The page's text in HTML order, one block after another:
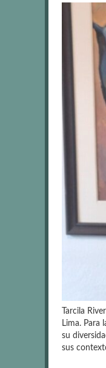
Tarcila
Lima. Para
su
sus